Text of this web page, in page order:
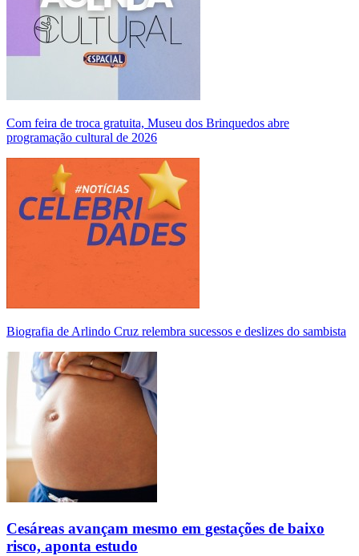
Com feira de troca gratuita, Museu dos Brinquedos abre
programação cultural de 2026
Biografia de Arlindo Cruz relembra sucessos e deslizes do sambista
Cesáreas avançam mesmo em gestações de baixo
risco, aponta estudo